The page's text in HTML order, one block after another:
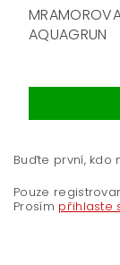
AQUAGRUN
Buďte první, kdo
Pouze
Prosím přihlaste